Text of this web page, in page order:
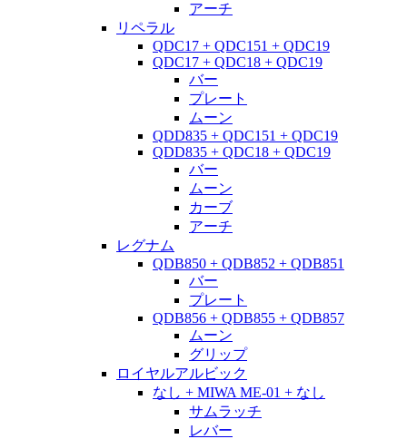
アーチ
リペラル
QDC17 + QDC151 + QDC19
QDC17 + QDC18 + QDC19
バー
プレート
ムーン
QDD835 + QDC151 + QDC19
QDD835 + QDC18 + QDC19
バー
ムーン
カーブ
アーチ
レグナム
QDB850 + QDB852 + QDB851
バー
プレート
QDB856 + QDB855 + QDB857
ムーン
グリップ
ロイヤルアルビック
なし + MIWA ME-01 + なし
サムラッチ
レバー